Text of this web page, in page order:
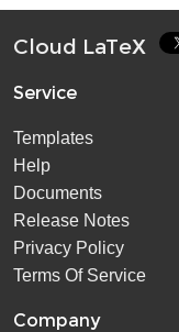
Cloud LaTeX
Service
Templates
Help
Documents
Release Notes
Privacy Policy
Terms Of Service
Company